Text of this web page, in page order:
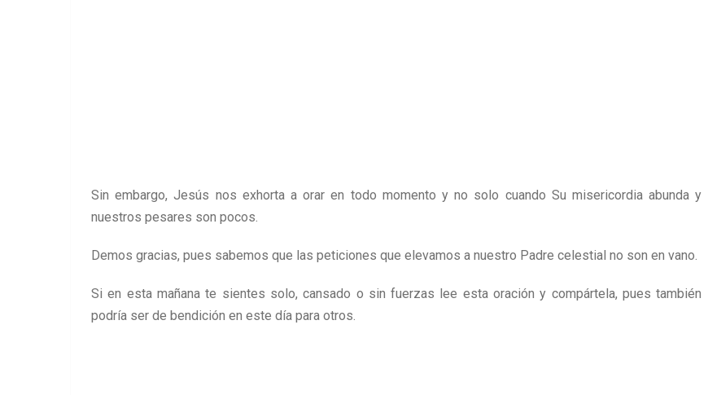
Sin embargo, Jesús nos exhorta a orar en todo momento y no solo cuando Su misericordia abunda y
nuestros pesares son pocos.
Demos gracias, pues sabemos que las peticiones que elevamos a nuestro Padre celestial no son en vano.
Si en esta mañana te sientes solo, cansado o sin fuerzas lee esta oración y compártela, pues también
podría ser de bendición en este día para otros.